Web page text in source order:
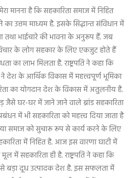
मानना है कि सहकारिता समाज में निहित
उत्तम माध्यम है. इसके सिद्धान्त संविधान में
तथा भाईचारे की भावना के अनुरूप हैं. जब
के लोग सहकार के लिए एकजुट होते हैं
का लाभ मिलता है. राष्ट्रपति ने कहा कि
ने देश के आर्थिक विकास में महत्त्वपूर्ण भूमिका
का योगदान देश के विकास में अतुलनीय है.
घर-घर में जाने जाने वाले ब्रांड सहकारिता
में भी सहकारिता को महत्त्व दिया जाता है
समाज को सुचारू रूप से कार्य करने के लिए
में निहित है. आज इस वारणा घाटी में
सहकारिता ही है. राष्ट्रपति ने कहा कि
बड़ा दूध उत्पादक देश है. इस सफलता में